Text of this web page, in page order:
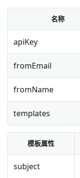
名称
apiKey
fromEmail
fromName
templates
模板属性
subject